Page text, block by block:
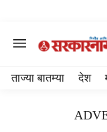
ताज्या बातम्या देश